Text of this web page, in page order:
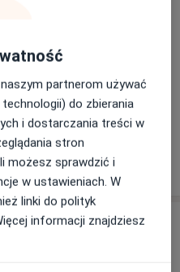
pod niektórymi
(2)
kalendarz online
doświadczeniu
partnerom używać
do zbierania
i dostarczania treści w
stron
możesz sprawdzić i
w ustawieniach. W
linki do polityk
informacji znajdziesz